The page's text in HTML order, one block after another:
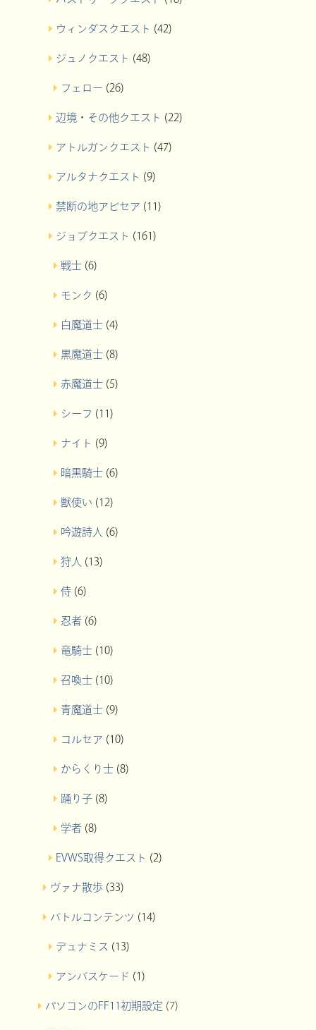
ウィンダスクエスト (42)
ジュノクエスト (48)
フェロー (26)
辺境・その他クエスト (22)
アトルガンクエスト (47)
アルタナクエスト (9)
禁断の地アビセア (11)
ジョブクエスト (161)
戦士 (6)
モンク (6)
白魔道士 (4)
黒魔道士 (8)
赤魔道士 (5)
シーフ (11)
ナイト (9)
暗黒騎士 (6)
獣使い (12)
吟遊詩人 (6)
狩人 (13)
侍 (6)
忍者 (6)
竜騎士 (10)
召喚士 (10)
青魔道士 (9)
コルセア (10)
からくり士 (8)
踊り子 (8)
学者 (8)
EVWS取得クエスト (2)
ヴァナ散歩 (33)
バトルコンテンツ (14)
デュナミス (13)
アンバスケード (1)
パソコンのFF11初期設定 (7)